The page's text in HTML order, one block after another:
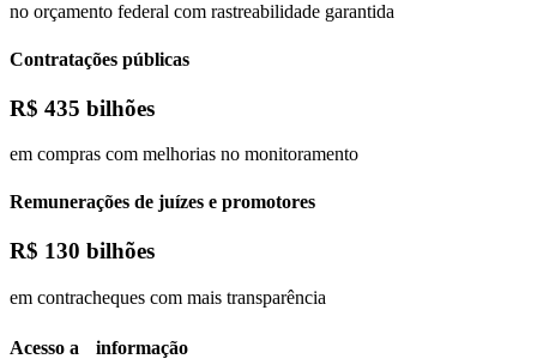
no orçamento federal com rastreabilidade garantida
Contratações públicas
R$ 435 bilhões
em compras com melhorias no monitoramento
Remunerações de juízes e promotores
R$ 130 bilhões
em contracheques com mais transparência
Acesso a informação